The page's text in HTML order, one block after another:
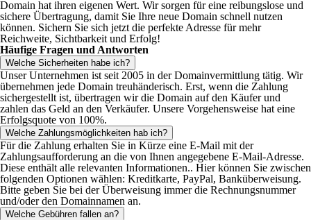
Domain hat ihren eigenen Wert. Wir sorgen für eine reibungslose und
sichere Übertragung, damit Sie Ihre neue Domain schnell nutzen
können. Sichern Sie sich jetzt die perfekte Adresse für mehr
Reichweite, Sichtbarkeit und Erfolg!
Häufige Fragen und Antworten
Welche Sicherheiten habe ich?
Unser Unternehmen ist seit 2005 in der Domainvermittlung tätig. Wir
übernehmen jede Domain treuhänderisch. Erst, wenn die Zahlung
sichergestellt ist, übertragen wir die Domain auf den Käufer und
zahlen das Geld an den Verkäufer. Unsere Vorgehensweise hat eine
Erfolgsquote von 100%.
Welche Zahlungsmöglichkeiten hab ich?
Für die Zahlung erhalten Sie in Kürze eine E-Mail mit der
Zahlungsaufforderung an die von Ihnen angegebene E-Mail-Adresse.
Diese enthält alle relevanten Informationen.. Hier können Sie zwischen
folgenden Optionen wählen: Kreditkarte, PayPal, Banküberweisung.
Bitte geben Sie bei der Überweisung immer die Rechnungsnummer
und/oder den Domainnamen an.
Welche Gebühren fallen an?